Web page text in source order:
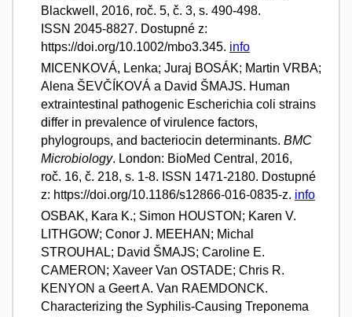
Blackwell, 2016, roč. 5, č. 3, s. 490-498.
ISSN 2045-8827. Dostupné z:
https://doi.org/10.1002/mbo3.345. info
MICENKOVÁ, Lenka; Juraj BOSÁK; Martin VRBA;
Alena ŠEVČÍKOVÁ a David ŠMAJS. Human
extraintestinal pathogenic Escherichia coli strains
differ in prevalence of virulence factors,
phylogroups, and bacteriocin determinants. BMC
Microbiology. London: BioMed Central, 2016,
roč. 16, č. 218, s. 1-8. ISSN 1471-2180. Dostupné
z: https://doi.org/10.1186/s12866-016-0835-z. info
OSBAK, Kara K.; Simon HOUSTON; Karen V.
LITHGOW; Conor J. MEEHAN; Michal
STROUHAL; David ŠMAJS; Caroline E.
CAMERON; Xaveer Van OSTADE; Chris R.
KENYON a Geert A. Van RAEMDONCK.
Characterizing the Syphilis-Causing Treponema